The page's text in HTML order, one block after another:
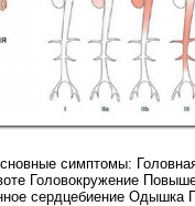
симптомы:
Головокружение
сердцебиение Одышка